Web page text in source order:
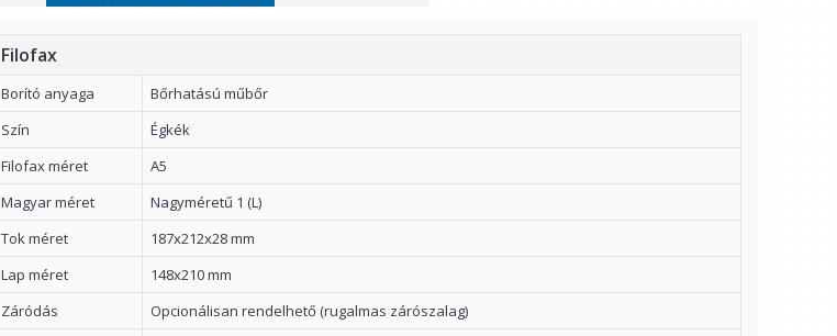
Filofax
Borító anyaga
Bőrhatású műbőr
Szín
Égkék
Filofax méret
A5
Magyar méret
Nagyméretű 1 (L)
Tok méret
187x212x28 mm
Lap méret
148x210 mm
Záródás
Opcionálisan rendelhető (rugalmas zárószalag)